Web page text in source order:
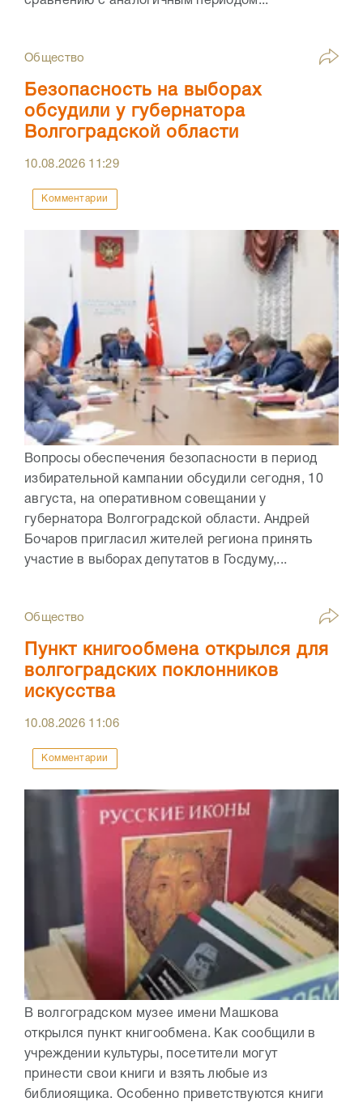
Общество
Безопасность на выборах
обсудили у губернатора
Волгоградской области
10.08.2026 11:29
Комментарии
Вопросы обеспечения безопасности в период
избирательной кампании обсудили сегодня, 10
августа, на оперативном совещании у
губернатора Волгоградской области. Андрей
Бочаров пригласил жителей региона принять
участие в выборах депутатов в Госдуму,...
Общество
Пункт книгообмена открылся для
волгоградских поклонников
искусства
10.08.2026 11:06
Комментарии
В волгоградском музее имени Машкова
открылся пункт книгообмена. Как сообщили в
учреждении культуры, посетители могут
принести свои книги и взять любые из
библиоящика. Особенно приветствуются книги